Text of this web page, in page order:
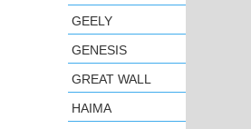
GEELY
GENESIS
GREAT WALL
HAIMA